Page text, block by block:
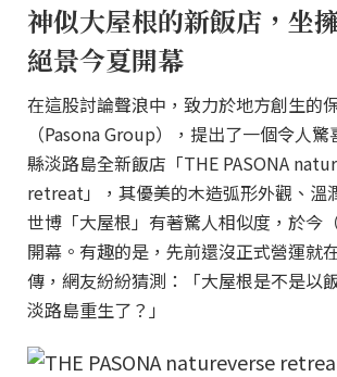
神似大屋根的新飯店，坐
絕景今夏開幕
在這股討論聲浪中，致力於地方創生的
（Pasona Group），提出了一個令人
縣淡路島全新飯店「THE PASONA
retreat」，其優美的木造弧形外觀、溫
世博「大屋根」有著驚人相似度，於今
開幕。有趣的是，先前還沒正式營運就
傳，網友紛紛猜測：「大屋根是不是以
淡路島重生了？」